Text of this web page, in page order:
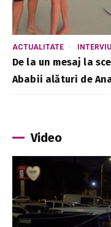
ACTUALITATE INTERVIU
De la un mesaj la
Ababii alături de
Video